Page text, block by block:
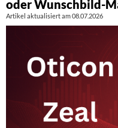
oder Wunschbild-
Artikel aktualisiert am 08.07.2026